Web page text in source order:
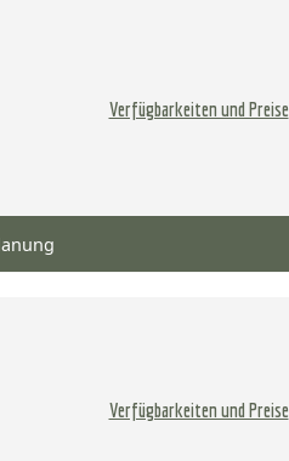
Verfügbarkeiten und Preise
Verfügbarkeiten und Preise